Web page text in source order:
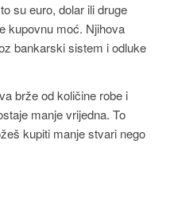
su euro, dolar ili druge
kupovnu moć. Njihova
bankarski sistem i odluke
brže od količine robe i
manje vrijedna. To
kupiti manje stvari nego